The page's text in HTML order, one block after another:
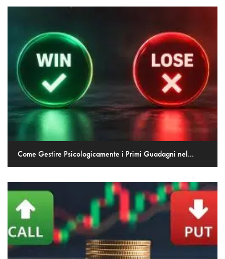
Come Gestire Psicologicamente i Primi Guadagni nel...